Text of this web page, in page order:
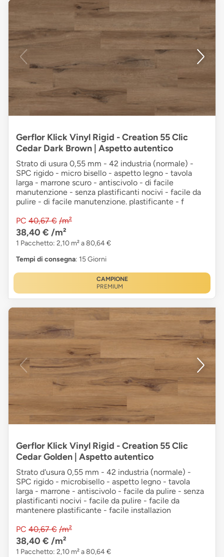
Gerflor Klick Vinyl Rigid - Creation 55 Clic
Cedar Dark Brown | Aspetto autentico
Strato di usura 0,55 mm - 42 industria (normale) -
SPC rigido - micro bisello - aspetto legno - tavola
larga - marrone scuro - antiscivolo - di facile
manutenzione - senza plastificanti nocivi - facile da
pulire - di facile manutenzione. plastificante - f
PC 40,67 € /m²
38,40 € /m²
1 Pacchetto: 2,10 m² a 80,64 €
Tempi di consegna: 15 Giorni
CAMPIONE
PREMIUM
Gerflor Klick Vinyl Rigid - Creation 55 Clic
Cedar Golden | Aspetto autentico
Strato d'usura 0,55 mm - 42 industria (normale) -
SPC rigido - microbisello - aspetto legno - tavola
larga - marrone - antiscivolo - facile da pulire - senza
plastificanti nocivi - facile da pulire - facile da
mantenere plastificante - facile installazion
PC 40,67 € /m²
38,40 € /m²
1 Pacchetto: 2,10 m² a 80,64 €